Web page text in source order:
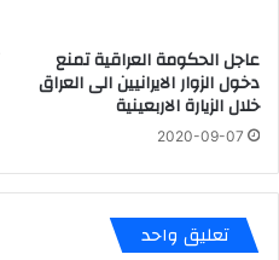
عاجل الحكومة العراقية تمنع
دخول الزوار الايرانيين الى العراق
خلال الزيارة الاربعينية
2020-09-07
تعليق واحد